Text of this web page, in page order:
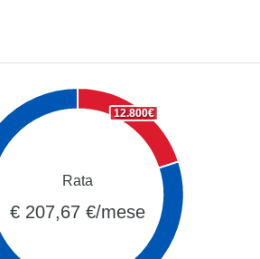
12.800€
Rata
€ 207,67 €/mese